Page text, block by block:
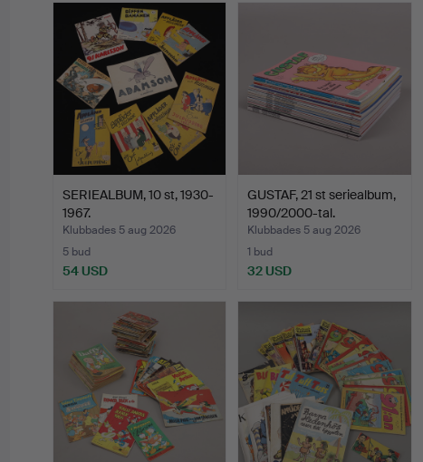
SERIEALBUM, 10 st, 1930-
1967.
Klubbades 5 aug 2026
5 bud
54 USD
GUSTAF, 21 st seriealbum,
1990/2000-tal.
Klubbades 5 aug 2026
1 bud
32 USD